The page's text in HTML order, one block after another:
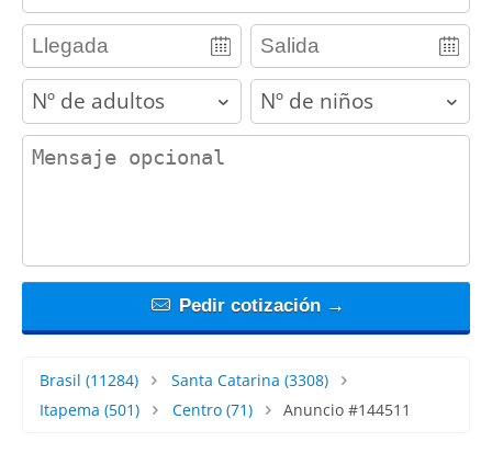
adults children
contact_message
Pedir cotización →
Brasil (11284) Santa Catarina (3308)
Itapema (501) Centro(71) Anuncio #144511